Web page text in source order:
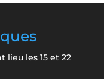
lieu les 15 et 22